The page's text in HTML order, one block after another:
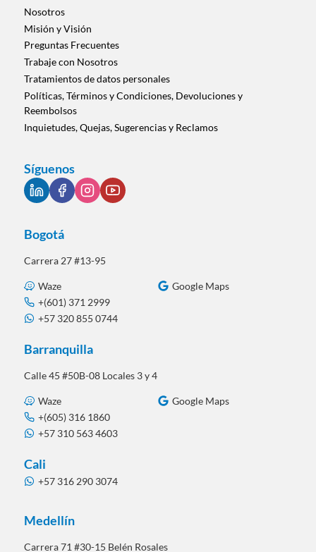
categoría
Nosotros
Misión y Visión
Preguntas Frecuentes
Trabaje con Nosotros
Tratamientos de datos personales
Políticas, Términos y Condiciones, Devoluciones y
Reembolsos
Inquietudes, Quejas, Sugerencias y Reclamos
Síguenos
Bogotá
Carrera 27 #13-95
Waze
Google Maps
+(601) 371 2999
+57 320 855 0744
Barranquilla
Calle 45 #50B-08 Locales 3 y 4
Waze
Google Maps
+(605) 316 1860
+57 310 563 4603
Cali
+57 316 290 3074
Medellín
Carrera 71 #30-15 Belén Rosales